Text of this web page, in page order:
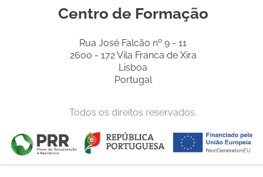
Centro de Formação
Rua José Falcão nº 9 - 11
2600 - 172 Vila Franca de Xira
Lisboa
Portugal
Todos os direitos reservados.